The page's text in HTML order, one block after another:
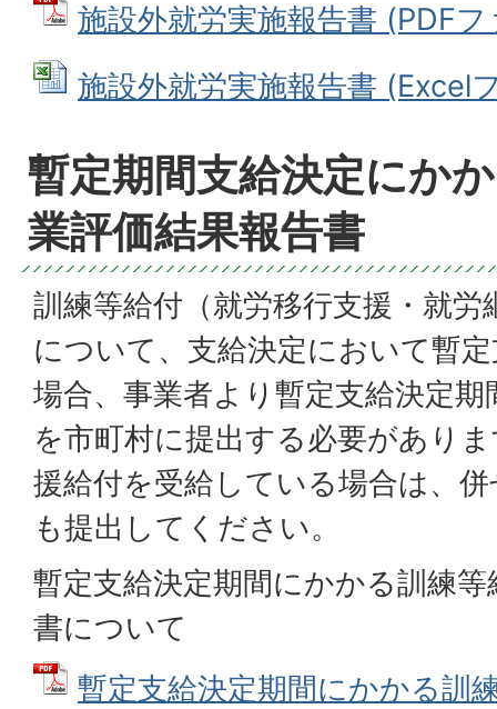
施設外就労実施報告書 (PDF
施設外就労実施報告書 (Excel
暫定期間支給決定にか
業評価結果報告書
訓練等給付（就労移行支援・就労
について、支給決定において暫
場合、事業者より暫定支給決定
を市町村に提出する必要があり
援給付を受給している場合は、
も提出してください。
暫定支給決定期間にかかる訓練
書について
暫定支給決定期間にかかる訓